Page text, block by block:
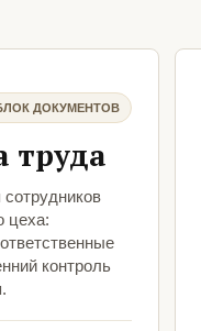
ДОКУМЕНТОВ
труда
цеха:
контроль